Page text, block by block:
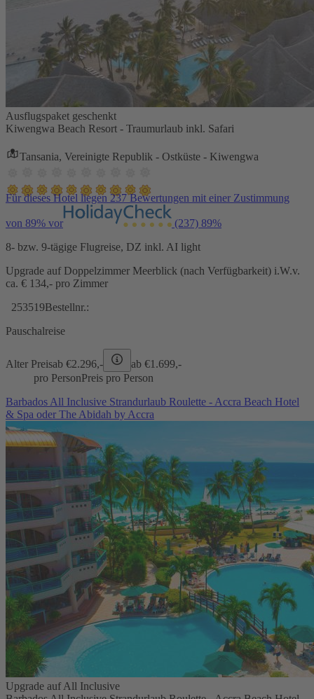
Ausflugspaket geschenkt
Kiwengwa Beach Resort - Traumurlaub inkl. Safari
Tansania, Vereinigte Republik - Ostküste - Kiwengwa
Für dieses Hotel liegen 237 Bewertungen mit einer Zustimmung
von 89% vor (237) 89%
8- bzw. 9-tägige Flugreise, DZ inkl. AI light
Upgrade auf Doppelzimmer Meerblick (nach Verfügbarkeit) i.W.v.
ca. € 134,- pro Zimmer
253519Bestellnr.:
Pauschalreise
Alter Preisab €2.296,- ab €1.699,-
pro PersonPreis pro Person
Barbados All Inclusive Strandurlaub Roulette - Accra Beach Hotel
& Spa oder The Abidah by Accra
Upgrade auf All Inclusive